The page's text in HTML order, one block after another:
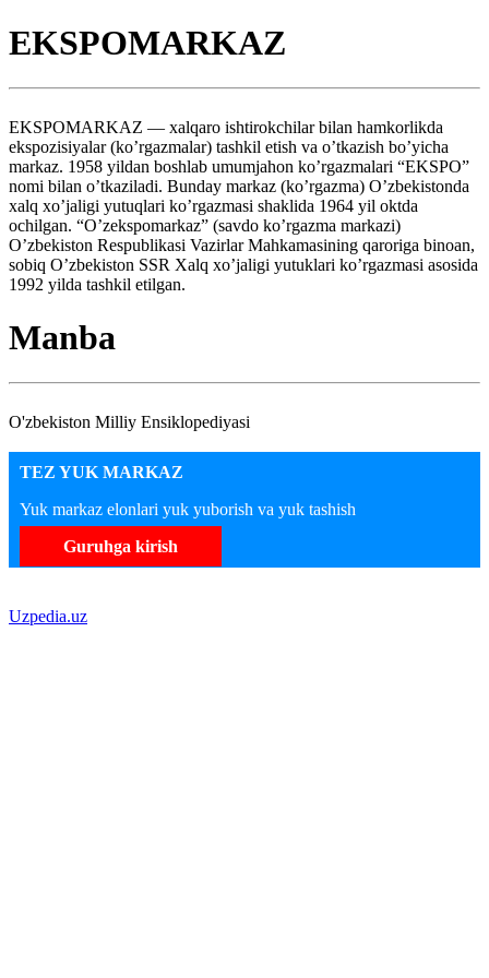
EKSPOMARKAZ
EKSPOMARKAZ — xalqaro ishtirokchilar bilan hamkorlikda
ekspozisiyalar (ko’rgazmalar) tashkil etish va o’tkazish bo’yicha
markaz. 1958 yildan boshlab umumjahon ko’rgazmalari “EKSPO”
nomi bilan o’tkaziladi. Bunday markaz (ko’rgazma) O’zbekistonda
xalq xo’jaligi yutuqlari ko’rgazmasi shaklida 1964 yil oktda
ochilgan. “O’zekspomarkaz” (savdo ko’rgazma markazi)
O’zbekiston Respublikasi Vazirlar Mahkamasining qaroriga binoan,
sobiq O’zbekiston SSR Xalq xo’jaligi yutuklari ko’rgazmasi asosida
1992 yilda tashkil etilgan.
Manba
O'zbekiston Milliy Ensiklopediyasi
TEZ YUK MARKAZ
Yuk markaz elonlari yuk yuborish va yuk tashish
Guruhga kirish
Uzpedia.uz